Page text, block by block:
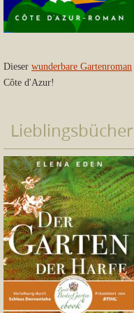
Dieser wunderbare Gartenroman
Côte d'Azur!
Lieblingsbücher